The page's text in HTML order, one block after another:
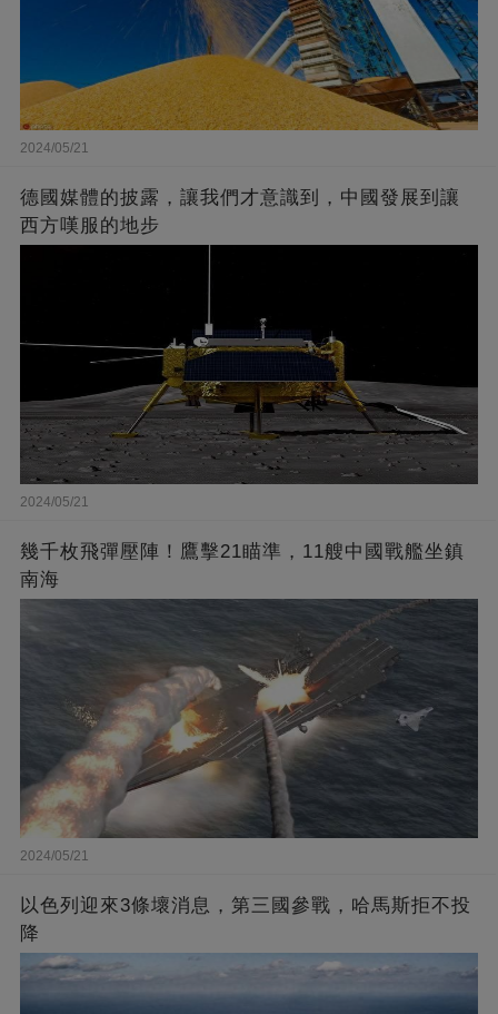
2024/05/21
德國媒體的披露，讓我們才意識到，中國發展到讓
西方嘆服的地步
2024/05/21
幾千枚飛彈壓陣！鷹擊21瞄準，11艘中國戰艦坐鎮
南海
2024/05/21
以色列迎來3條壞消息，第三國參戰，哈馬斯拒不投
降